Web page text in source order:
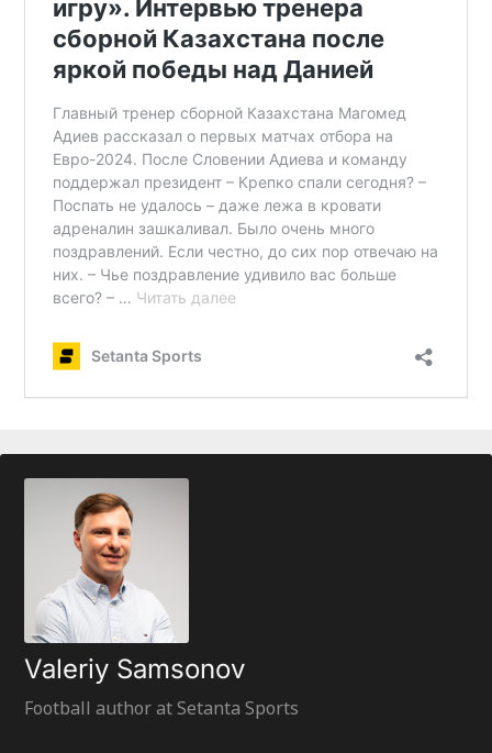
Valeriy Samsonov
Football author at Setanta Sports